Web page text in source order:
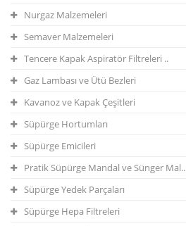
Nurgaz Malzemeleri
Semaver Malzemeleri
Tencere Kapak Aspiratör Filtreleri ..
Gaz Lambası ve Ütü Bezleri
Kavanoz ve Kapak Çeşitleri
Süpürge Hortumları
Süpürge Emicileri
Pratik Süpürge Mandal ve Sünger Mal..
Süpürge Yedek Parçaları
Süpürge Hepa Filtreleri